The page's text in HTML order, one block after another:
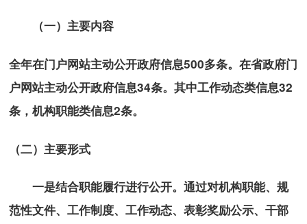
（一）主要内容
全年在门户网站主动公开政府信息500多条。在省政府门
户网站主动公开政府信息34条。其中工作动态类信息32
条，机构职能类信息2条。
（二）主要形式
一是结合职能履行进行公开。通过对机构职能、规
范性文件、工作制度、工作动态、表彰奖励公示、干部